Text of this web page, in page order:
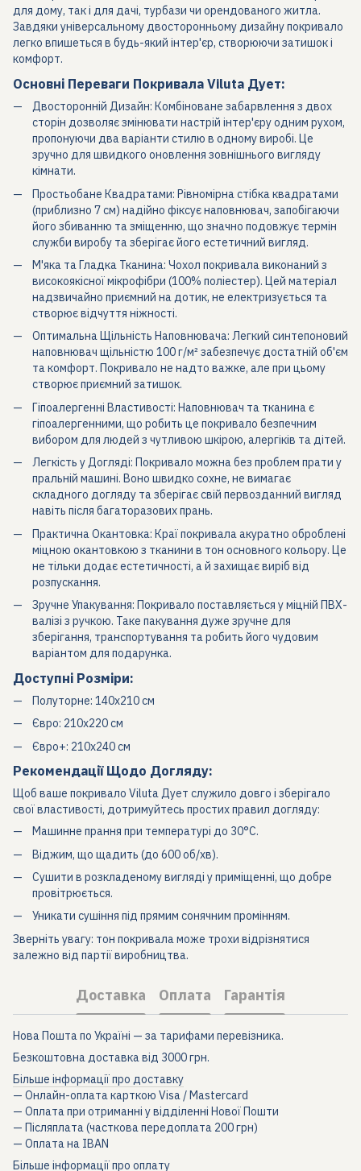
для дому, так і для дачі, турбази чи орендованого житла.
Завдяки універсальному двосторонньому дизайну покривало
легко впишеться в будь-який інтер'єр, створюючи затишок і
комфорт.
Основні Переваги Покривала Viluta Дует:
Двосторонній Дизайн: Комбіноване забарвлення з двох
сторін дозволяє змінювати настрій інтер'єру одним рухом,
пропонуючи два варіанти стилю в одному виробі. Це
зручно для швидкого оновлення зовнішнього вигляду
кімнати.
Простьобане Квадратами: Рівномірна стібка квадратами
(приблизно 7 см) надійно фіксує наповнювач, запобігаючи
його збиванню та зміщенню, що значно подовжує термін
служби виробу та зберігає його естетичний вигляд.
М'яка та Гладка Тканина: Чохол покривала виконаний з
високоякісної мікрофібри (100% поліестер). Цей матеріал
надзвичайно приємний на дотик, не електризується та
створює відчуття ніжності.
Оптимальна Щільність Наповнювача: Легкий синтепоновий
наповнювач щільністю 100 г/м² забезпечує достатній об'єм
та комфорт. Покривало не надто важке, але при цьому
створює приємний затишок.
Гіпоалергенні Властивості: Наповнювач та тканина є
гіпоалергенними, що робить це покривало безпечним
вибором для людей з чутливою шкірою, алергіків та дітей.
Легкість у Догляді: Покривало можна без проблем прати у
пральній машині. Воно швидко сохне, не вимагає
складного догляду та зберігає свій первозданний вигляд
навіть після багаторазових прань.
Практична Окантовка: Краї покривала акуратно оброблені
міцною окантовкою з тканини в тон основного кольору. Це
не тільки додає естетичності, а й захищає виріб від
розпускання.
Зручне Упакування: Покривало поставляється у міцній ПВХ-
валізі з ручкою. Таке пакування дуже зручне для
зберігання, транспортування та робить його чудовим
варіантом для подарунка.
Доступні Розміри:
Полуторне: 140х210 см
Євро: 210х220 см
Євро+: 210х240 см
Рекомендації Щодо Догляду:
Щоб ваше покривало Viluta Дует служило довго і зберігало
свої властивості, дотримуйтесь простих правил догляду:
Машинне прання при температурі до 30°С.
Віджим, що щадить (до 600 об/хв).
Сушити в розкладеному вигляді у приміщенні, що добре
провітрюється.
Уникати сушіння під прямим сонячним промінням.
Зверніть увагу: тон покривала може трохи відрізнятися
залежно від партії виробництва.
Доставка Оплата Гарантія
Нова Пошта по Україні — за тарифами перевізника.
Безкоштовна доставка від 3000 грн.
Більше інформації про доставку
— Онлайн-оплата карткою Visa / Mastercard
— Оплата при отриманні у відділенні Нової Пошти
— Післяплата (часткова передоплата 200 грн)
— Оплата на IBAN
Більше інформації про оплату